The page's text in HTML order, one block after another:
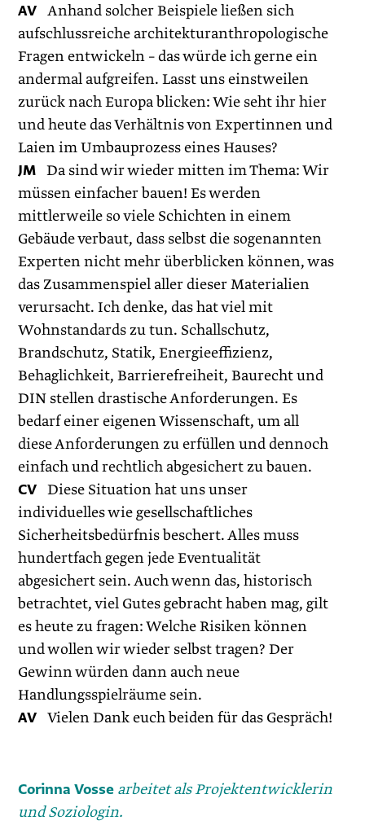
AV Anhand solcher Beispiele ließen sich
aufschlussreiche architekturanthropologische
Fragen entwickeln – das würde ich gerne ein
andermal aufgreifen. Lasst uns einstweilen
zurück nach Europa blicken: Wie seht ihr hier
und heute das Verhältnis von Expertinnen und
Laien im Umbauprozess eines Hauses?
JM Da sind wir wieder mitten im Thema: Wir
müssen einfacher bauen! Es werden
mittlerweile so viele Schichten in einem
Gebäude verbaut, dass selbst die sogenannten
Experten nicht mehr überblicken können, was
das Zusammenspiel aller dieser Materialien
verursacht. Ich denke, das hat viel mit
Wohnstandards zu tun. Schallschutz,
Brandschutz, Statik, Energieeffizienz,
Behaglichkeit, Barrierefreiheit, Baurecht und
DIN stellen drastische Anforderungen. Es
bedarf einer eigenen Wissenschaft, um all
diese Anforderungen zu erfüllen und dennoch
einfach und rechtlich abgesichert zu bauen.
CV Diese Situation hat uns unser
individuelles wie gesellschaftliches
Sicherheitsbedürfnis beschert. Alles muss
hundertfach gegen jede Eventualität
abgesichert sein. Auch wenn das, historisch
betrachtet, viel Gutes gebracht haben mag, gilt
es heute zu fragen: Welche Risiken können
und wollen wir wieder selbst tragen? Der
Gewinn würden dann auch neue
Handlungsspielräume sein.
AV Vielen Dank euch beiden für das Gespräch!
Corinna Vosse arbeitet als Projektentwicklerin
und ­Soziologin.